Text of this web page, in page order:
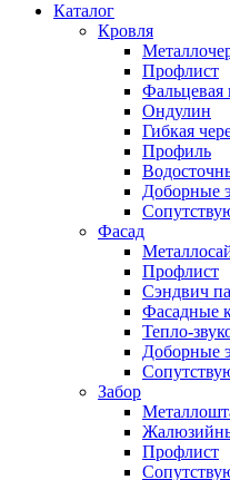
Каталог
Кровля
Профлист
Фальцевая
Ондулин
Гибкая
Профиль
Доборные
Фасад
Профлист
Сэндвич
Фасадные
Тепло-
Доборные
Забор
Профлист